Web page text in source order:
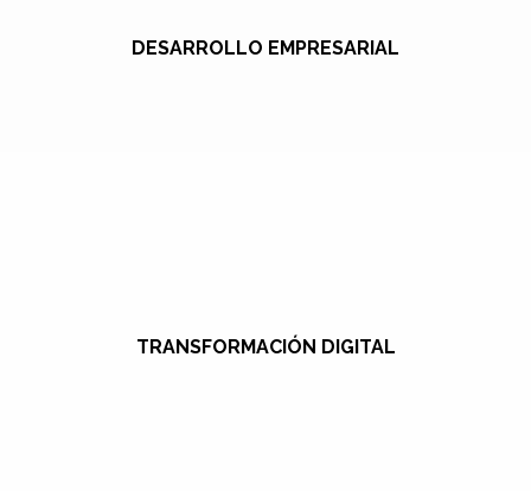
DESARROLLO EMPRESARIAL
TRANSFORMACIÓN DIGITAL